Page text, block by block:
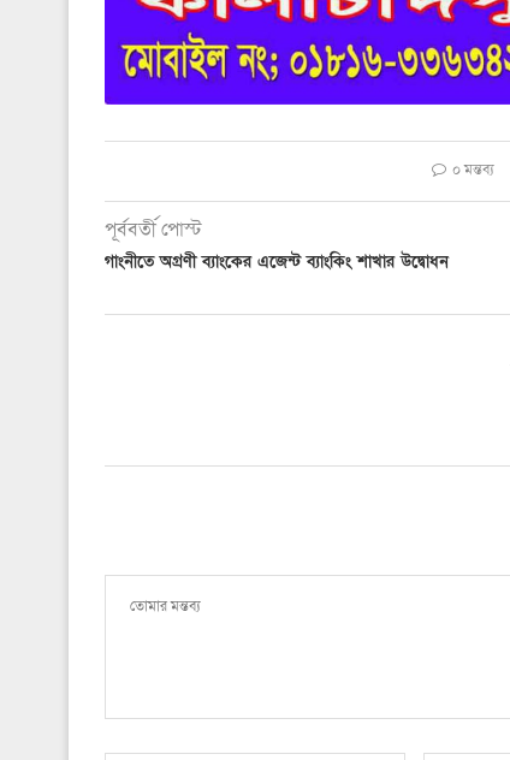
০ মন্তব্য
পূর্ববর্তী পোস্ট
গাংনীতে অগ্রণী ব্যাংকের এজেন্ট ব্যাংকিং শাখার উদ্বোধন